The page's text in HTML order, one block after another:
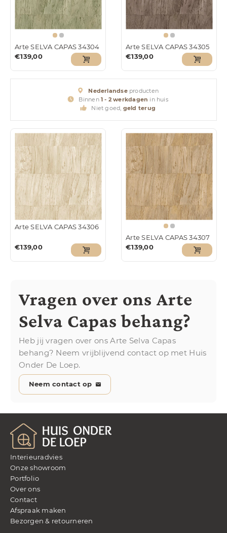
Arte SELVA CAPAS 34304
€139,00
Arte SELVA CAPAS 34305
€139,00
Nederlandseproducten
Binnen 1 - 2 werkdagen in huis
Niet goed, geld terug
Arte SELVA CAPAS 34306
€139,00
Arte SELVA CAPAS 34307
€139,00
Vragen over ons Arte
Selva Capas behang?
Heb jij vragen over ons Arte Selva Capas
behang? Neem vrijblijvend contact op met Huis
Onder De Loep.
Neem contact op
Interieuradvies
Onze showroom
Portfolio
Over ons
Contact
Afspraak maken
Bezorgen & retourneren